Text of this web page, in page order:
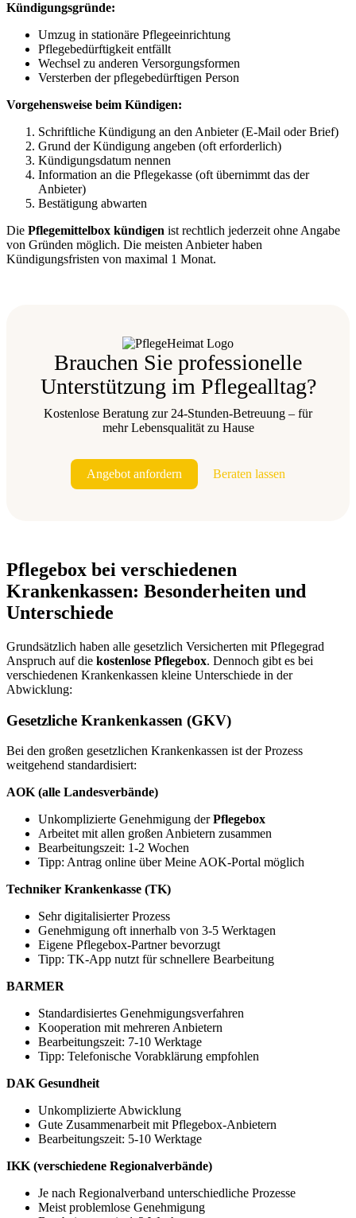
Kündigungsgründe:
Umzug in stationäre Pflegeeinrichtung
Pflegebedürftigkeit entfällt
Wechsel zu anderen Versorgungsformen
Versterben der pflegebedürftigen Person
Vorgehensweise beim Kündigen:
Schriftliche Kündigung an den Anbieter (E-Mail oder Brief)
Grund der Kündigung angeben (oft erforderlich)
Kündigungsdatum nennen
Information an die Pflegekasse (oft übernimmt das der
Anbieter)
Bestätigung abwarten
Die Pflegemittelbox kündigen ist rechtlich jederzeit ohne Angabe
von Gründen möglich. Die meisten Anbieter haben
Kündigungsfristen von maximal 1 Monat.
Brauchen Sie professionelle
Unterstützung im Pflegealltag?
Kostenlose Beratung zur 24-Stunden-Betreuung – für
mehr Lebensqualität zu Hause
Angebot anfordern Beraten lassen
Pflegebox bei verschiedenen
Krankenkassen: Besonderheiten und
Unterschiede
Grundsätzlich haben alle gesetzlich Versicherten mit Pflegegrad
Anspruch auf die kostenlose Pflegebox. Dennoch gibt es bei
verschiedenen Krankenkassen kleine Unterschiede in der
Abwicklung:
Gesetzliche Krankenkassen (GKV)
Bei den großen gesetzlichen Krankenkassen ist der Prozess
weitgehend standardisiert:
AOK (alle Landesverbände)
Unkomplizierte Genehmigung derPflegebox
Arbeitet mit allen großen Anbietern zusammen
Bearbeitungszeit: 1-2 Wochen
Tipp: Antrag online über Meine AOK-Portal möglich
Techniker Krankenkasse (TK)
Sehr digitalisierter Prozess
Genehmigung oft innerhalb von 3-5 Werktagen
Eigene Pflegebox-Partner bevorzugt
Tipp: TK-App nutzt für schnellere Bearbeitung
BARMER
Standardisiertes Genehmigungsverfahren
Kooperation mit mehreren Anbietern
Bearbeitungszeit: 7-10 Werktage
Tipp: Telefonische Vorabklärung empfohlen
DAK Gesundheit
Unkomplizierte Abwicklung
Gute Zusammenarbeit mit Pflegebox-Anbietern
Bearbeitungszeit: 5-10 Werktage
IKK (verschiedene Regionalverbände)
Je nach Regionalverband unterschiedliche Prozesse
Meist problemlose Genehmigung